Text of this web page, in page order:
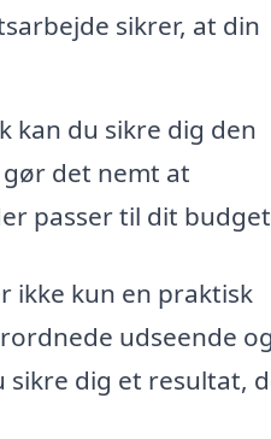
sikrer, at din
kan du sikre dig den
det nemt at
passer til dit
ikke kun en praktisk
udseende og
dig et resultat,